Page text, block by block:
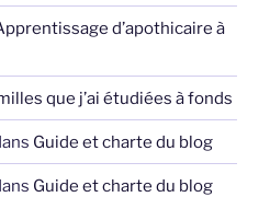
d’apothicaire à
que j’ai étudiées à fonds
Guide et charte du blog
Guide et charte du blog